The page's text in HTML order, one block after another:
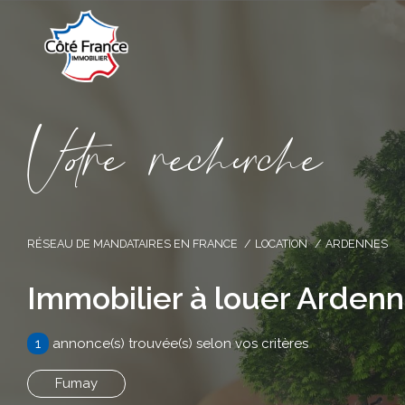
Vore recece
RÉSEAU DE MANDATAIRES EN FRANCE LOCATION ARDENNES
Immobilier à louer
1 annonce(s) trouvée(s) selon vos critères
Fumay